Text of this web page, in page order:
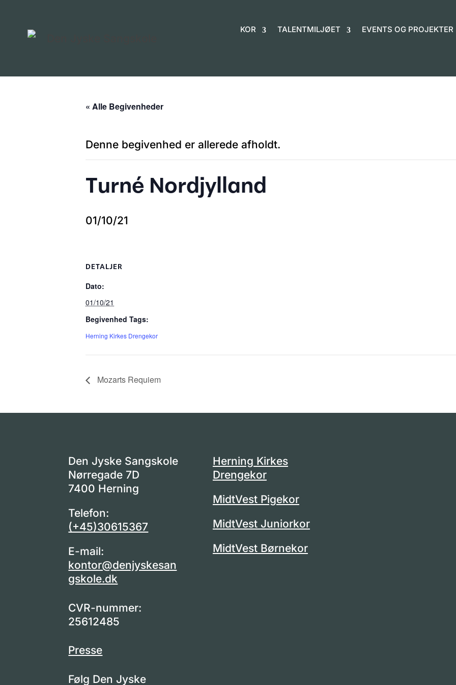
KOR TALENTMILJØET EVENTS OG PROJEKTER
« Alle Begivenheder
Denne begivenhed er allerede afholdt.
Turné Nordjylland
01/10/21
DETALJER
Dato:
01/10/21
Begivenhed Tags:
Herning Kirkes Drengekor
Mozarts Requiem
Den Jyske Sangskole
Nørregade 7D
7400 Herning
Telefon:
(+45)30615367
E-mail:
kontor@denjyskesan
gskole.dk
CVR-nummer:
25612485
Presse
Følg Den Jyske
Herning Kirkes
Drengekor
MidtVest Pigekor
MidtVest Juniorkor
MidtVest Børnekor